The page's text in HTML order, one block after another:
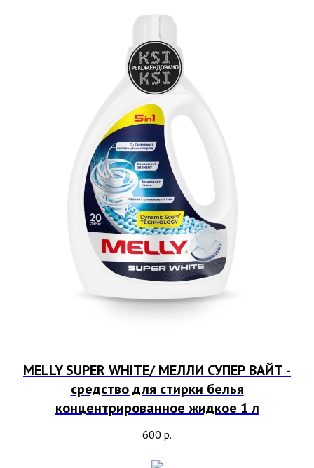
MELLY SUPER WHITE/ МЕЛЛИ СУПЕР ВАЙТ -
средство для стирки белья
концентрированное жидкое 1 л
600 р.